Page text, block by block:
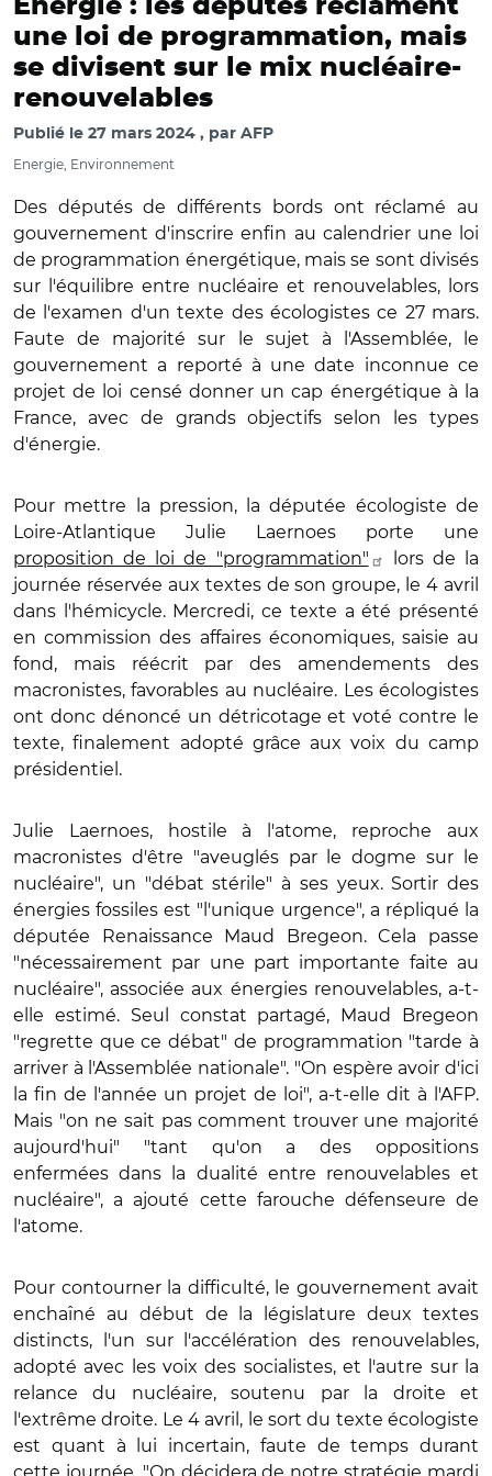
Energie : les députés réclament
une loi de programmation, mais
se divisent sur le mix nucléaire-
renouvelables
Publié le 27 mars 2024 par AFP
Energie, Environnement
Des députés de différents bords ont réclamé au
gouvernement d'inscrire enfin au calendrier une loi
de programmation énergétique, mais se sont divisés
sur l'équilibre entre nucléaire et renouvelables, lors
de l'examen d'un texte des écologistes ce 27 mars.
Faute de majorité sur le sujet à l'Assemblée, le
gouvernement a reporté à une date inconnue ce
projet de loi censé donner un cap énergétique à la
France, avec de grands objectifs selon les types
d'énergie.
Pour mettre la pression, la députée écologiste de
Loire-Atlantique Julie Laernoes porte une
proposition de loi de "programmation"
lors de la
journée réservée aux textes de son groupe, le 4 avril
dans l'hémicycle. Mercredi, ce texte a été présenté
en commission des affaires économiques, saisie au
fond, mais réécrit par des amendements des
macronistes, favorables au nucléaire. Les écologistes
ont donc dénoncé un détricotage et voté contre le
texte, finalement adopté grâce aux voix du camp
présidentiel.
Julie Laernoes, hostile à l'atome, reproche aux
macronistes d'être "aveuglés par le dogme sur le
nucléaire", un "débat stérile" à ses yeux. Sortir des
énergies fossiles est "l'unique urgence", a répliqué la
députée Renaissance Maud Bregeon. Cela passe
"nécessairement par une part importante faite au
nucléaire", associée aux énergies renouvelables, a-t-
elle estimé. Seul constat partagé, Maud Bregeon
"regrette que ce débat" de programmation "tarde à
arriver à l'Assemblée nationale". "On espère avoir d'ici
la fin de l'année un projet de loi", a-t-elle dit à l'AFP.
Mais "on ne sait pas comment trouver une majorité
aujourd'hui" "tant qu'on a des oppositions
enfermées dans la dualité entre renouvelables et
nucléaire", a ajouté cette farouche défenseure de
l'atome.
Pour contourner la difficulté, le gouvernement avait
enchaîné au début de la législature deux textes
distincts, l'un sur l'accélération des renouvelables,
adopté avec les voix des socialistes, et l'autre sur la
relance du nucléaire, soutenu par la droite et
l'extrême droite. Le 4 avril, le sort du texte écologiste
est quant à lui incertain, faute de temps durant